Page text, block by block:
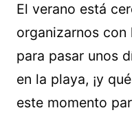
El verano está
organizarnos
para pasar unos
en la playa, ¡y
este momento